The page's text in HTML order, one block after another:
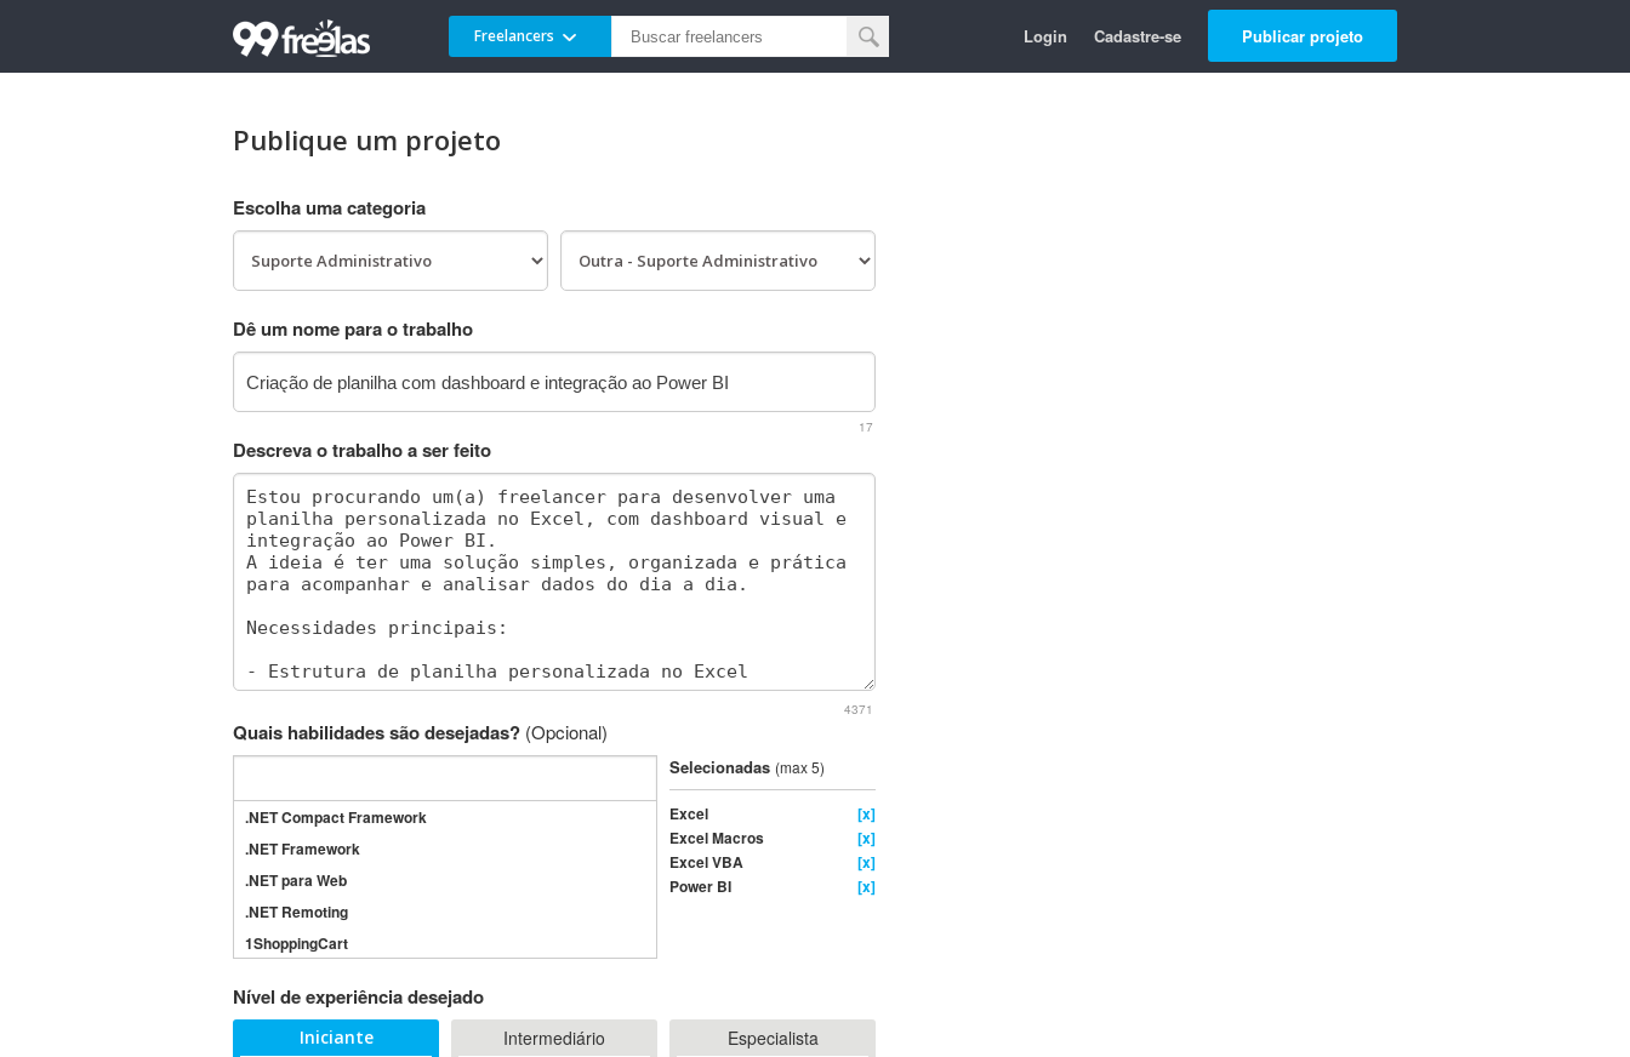
Freelancers Login Cadastre-se Publicar projeto
Publique um projeto
Escolha uma categoria
Dê um nome para o trabalho
17
Descreva o trabalho a ser feito
4371
Quais habilidades são desejadas? (Opcional)
.NET Compact Framework
.NET Framework
.NET para Web
.NET Remoting
1ShoppingCart
3GSM
4D Dimension
Selecionadas (max 5)
Excel
[x]
Excel Macros
[x]
Excel VBA
[x]
Power BI
[x]
Nível de experiência desejado
Iniciante
Intermediário Especialista